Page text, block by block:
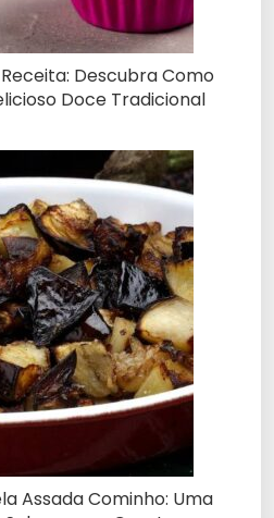
Descubra Como
Doce Tradicional
Assada Cominho: Uma